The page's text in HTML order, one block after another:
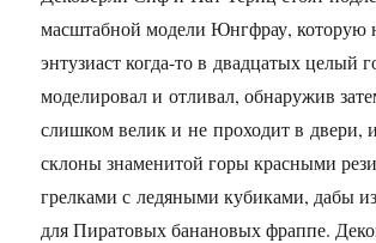
масштабной модели Юнгфрау, которую
энтузиаст когда-то в двадцатых целый
моделировал и отливал, обнаружив
слишком велик и не проходит в двери,
склоны знаменитой горы красными
грелками с ледяными кубиками, дабы
для Пиратовых банановых фраппе.